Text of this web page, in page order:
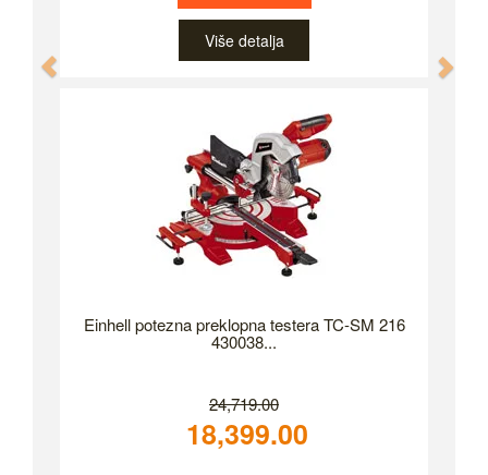
Više detalja
Einhell potezna preklopna testera TC-SM 216
430038...
24,719.00
18,399.00